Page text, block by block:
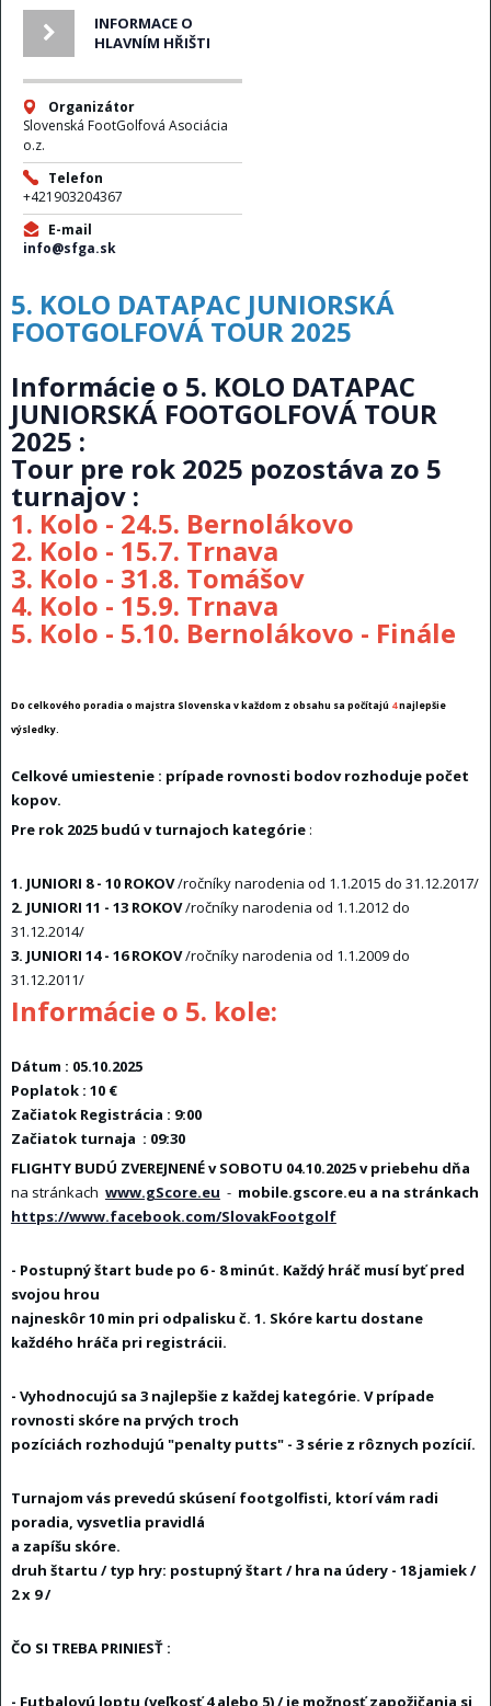
INFORMACE O
HLAVNÍM HŘIŠTI
Organizátor
Slovenská FootGolfová Asociácia
o.z.
Telefon
+421903204367
E-mail
info@sfga.sk
5. KOLO DATAPAC JUNIORSKÁ
FOOTGOLFOVÁ TOUR 2025
Informácie o 5. KOLO DATAPAC
JUNIORSKÁ FOOTGOLFOVÁ TOUR
2025 :
Tour pre rok 2025 pozostáva zo 5
turnajov :
1. Kolo - 24.5. Bernolákovo
2. Kolo - 15.7. Trnava
3. Kolo - 31.8. Tomášov
4. Kolo - 15.9. Trnava
5. Kolo - 5.10. Bernolákovo - Finále
Do celkového poradia o majstra Slovenska v každom z obsahu sa počítajú 4najlepšie
výsledky.
Celkové umiestenie : prípade rovnosti bodov rozhoduje počet
kopov.
Pre rok 2025 budú v turnajoch kategórie:
1. JUNIORI 8 - 10 ROKOV/ročníky narodenia od 1.1.2015 do 31.12.2017/
2. JUNIORI 11 - 13 ROKOV/ročníky narodenia od 1.1.2012 do
31.12.2014/
3. JUNIORI 14 - 16 ROKOV/ročníky narodenia od 1.1.2009 do
31.12.2011/
Informácie o 5. kole:
Dátum : 05.10.2025
Poplatok : 10 €
Začiatok Registrácia : 9:00
Začiatok turnaja : 09:30
FLIGHTY BUDÚ ZVEREJNENÉ v SOBOTU 04.10.2025 v priebehu dňa
na stránkach www.gScore.eu - mobile.gscore.eu a na stránkach
https://www.facebook.com/SlovakFootgolf
- Postupný štart bude po 6 - 8 minút. Každý hráč musí byť pred
svojou hrou
najneskôr 10 min pri odpalisku č. 1. Skóre kartu dostane
každého hráča pri registrácii.
- Vyhodnocujú sa 3 najlepšie z každej kategórie. V prípade
rovnosti skóre na prvých troch
pozíciách rozhodujú "penalty putts" - 3 série z rôznych pozícií.
Turnajom vás prevedú skúsení footgolfisti, ktorí vám radi
poradia, vysvetlia pravidlá
a zapíšu skóre.
druh štartu / typ hry: postupný štart / hra na údery - 18 jamiek /
2 x 9 /
ČO SI TREBA PRINIESŤ :
- Futbalovú loptu (veľkosť 4 alebo 5) / je možnosť zapožičania si